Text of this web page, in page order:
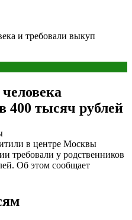
и требовали выкуп
400 тысяч рублей
в центре Москвы
требовали у родственников
Об этом сообщает